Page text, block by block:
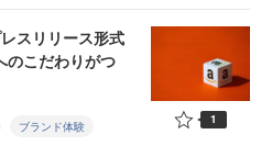
スリリース形式
こだわりがつ
ブランド体験 1